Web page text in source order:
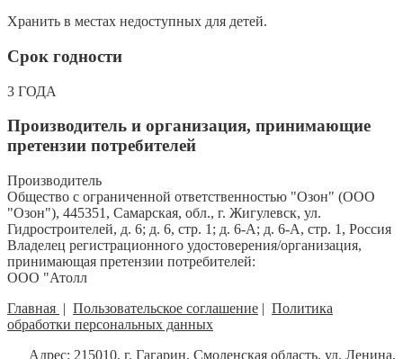
Хранить в местах недоступных для детей.
Срок годности
3 ГОДА
Производитель и организация, принимающие
претензии потребителей
Производитель
Общество с ограниченной ответственностью "Озон" (ООО
"Озон"), 445351, Самарская, обл., г. Жигулевск, ул.
Гидростроителей, д. 6; д. 6, стр. 1; д. 6-А; д. 6-А, стр. 1, Россия
Владелец регистрационного удостоверения/организация,
принимающая претензии потребителей:
ООО "Атолл
Главная | Пользовательское соглашение | Политика
обработки персональных данных
Адрес: 215010, г. Гагарин, Смоленская область, ул. Ленина,